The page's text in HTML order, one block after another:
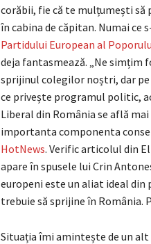
corăbii, fie că te mulțumești să
în cabina de căpitan. Numai ce
Partidului European al
deja fantasmează. „Ne simțim
sprijinul colegilor noștri, dar pe
ce privește programul politic,
Liberal din România se află
importanta componenta
HotNews. Verific articolul din El
apare în spusele lui Crin
europeni este un aliat ideal din
trebuie să sprijine în România.
Situația îmi amintește de un